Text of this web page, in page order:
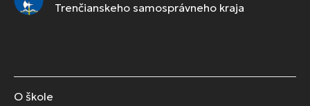
Trenčianskeho samosprávneho kraja
O škole